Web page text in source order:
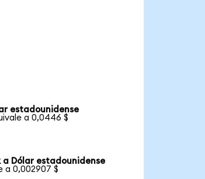
estadounidense
a 0,0446 $
a Dólar estadounidense
a 0,002907 $